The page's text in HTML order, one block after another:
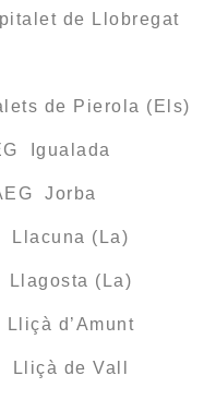
de Llobregat
de Pierola (Els)
Igualada
Jorba
Llacuna (La)
(La)
d’Amunt
de Vall